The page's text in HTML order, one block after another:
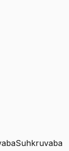
Suhkruvaba